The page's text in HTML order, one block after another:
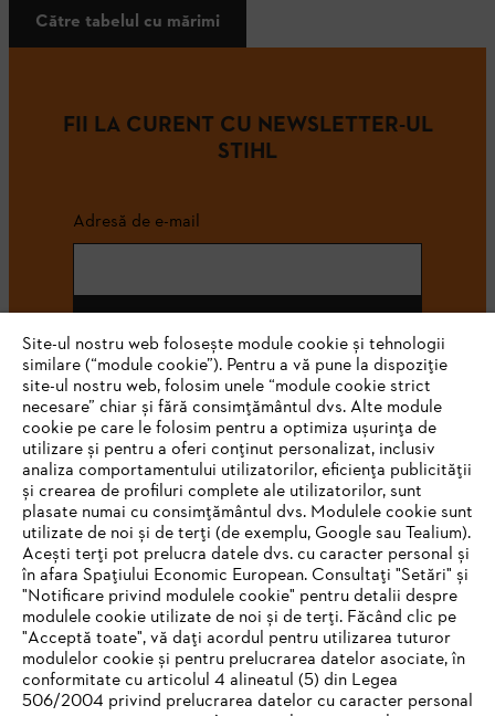
Către tabelul cu mărimi
FII LA CURENT CU NEWSLETTER-UL
STIHL
Adresă de e-mail
#STIHL
STIHL Romania
Informaţii Utile
Site-ul nostru web folosește module cookie și tehnologii
similare (“module cookie”). Pentru a vă pune la dispoziție
site-ul nostru web, folosim unele “module cookie strict
necesare” chiar și fără consimțământul dvs. Alte module
cookie pe care le folosim pentru a optimiza ușurința de
utilizare și pentru a oferi conținut personalizat, inclusiv
analiza comportamentului utilizatorilor, eficiența publicității
și crearea de profiluri complete ale utilizatorilor, sunt
plasate numai cu consimțământul dvs. Modulele cookie sunt
utilizate de noi și de terți (de exemplu, Google sau Tealium).
Acești terți pot prelucra datele dvs. cu caracter personal și
în afara Spațiului Economic European. Consultați "Setări" și
"Notificare privind modulele cookie" pentru detalii despre
modulele cookie utilizate de noi și de terți. Făcând clic pe
"Acceptă toate", vă dați acordul pentru utilizarea tuturor
modulelor cookie și pentru prelucrarea datelor asociate, în
conformitate cu articolul 4 alineatul (5) din Legea
506/2004 privind prelucrarea datelor cu caracter personal